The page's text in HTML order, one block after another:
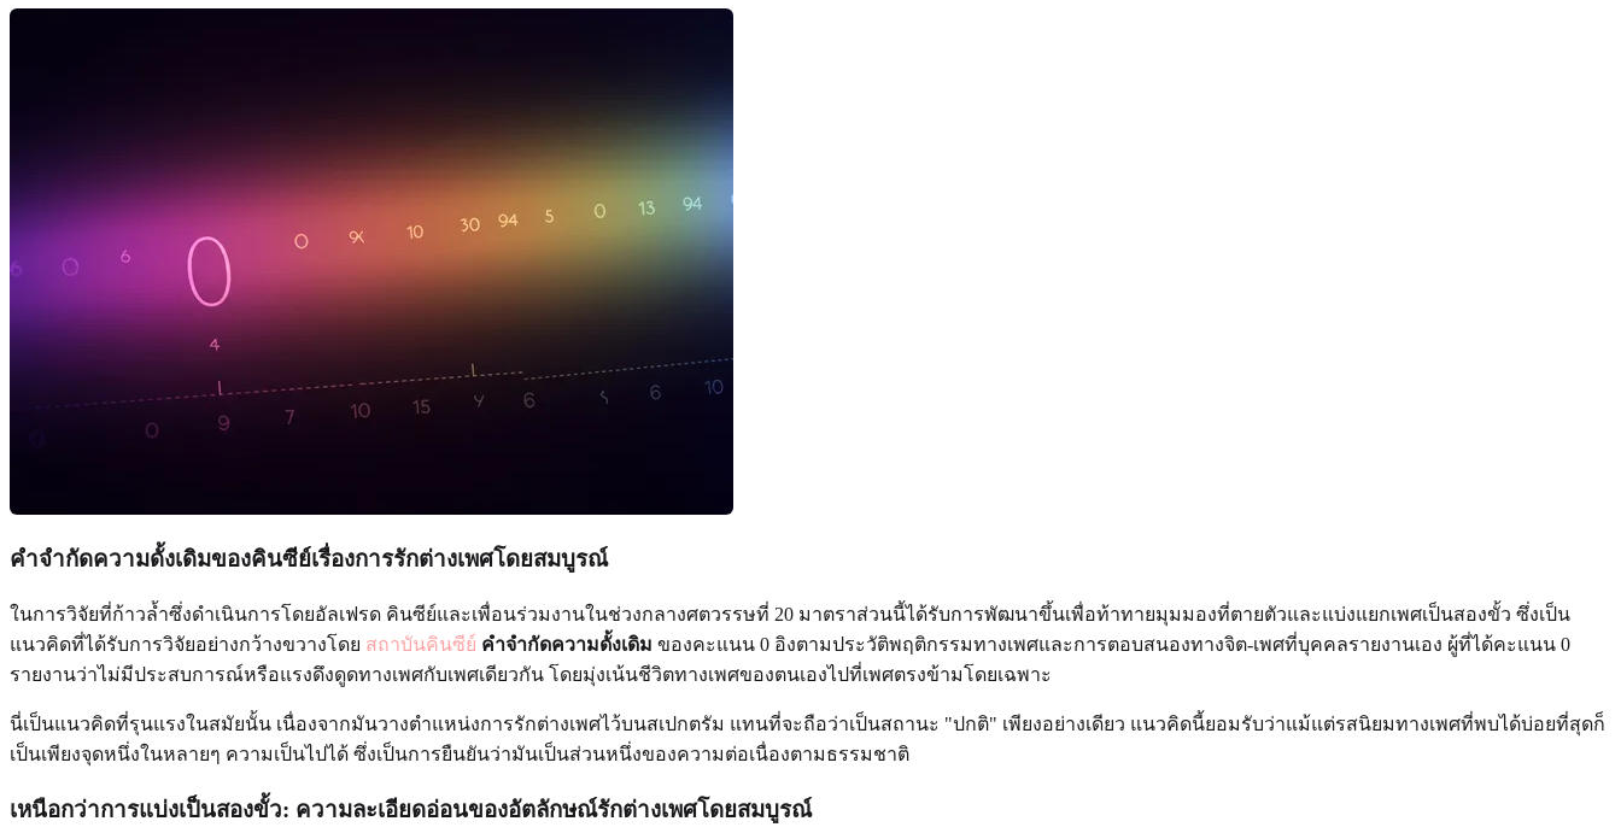
คำจำกัดความดั้งเดิมของคินซีย์เรื่องการรักต่างเพศโดยสมบูรณ์
ในการวิจัยที่ก้าวล้ำซึ่งดำเนินการโดยอัลเฟรด คินซีย์และเพื่อนร่วมงานในช่วงกลางศตวรรษที่ 20 มาตราส่วนนี้ได้รับการพัฒนาขึ้นเพื่อท้าทายมุมมองที่ตายตัวและแบ่งแยกเพศเป็นสองขั้ว ซึ่งเป็น
แนวคิดที่ได้รับการวิจัยอย่างกว้างขวางโดย สถาบันคินซีย์ คำจำกัดความดั้งเดิม ของคะแนน 0 อิงตามประวัติพฤติกรรมทางเพศและการตอบสนองทางจิต-เพศที่บุคคลรายงานเอง ผู้ที่ได้คะแนน 0
รายงานว่าไม่มีประสบการณ์หรือแรงดึงดูดทางเพศกับเพศเดียวกัน โดยมุ่งเน้นชีวิตทางเพศของตนเองไปที่เพศตรงข้ามโดยเฉพาะ
นี่เป็นแนวคิดที่รุนแรงในสมัยนั้น เนื่องจากมันวางตำแหน่งการรักต่างเพศไว้บนสเปกตรัม แทนที่จะถือว่าเป็นสถานะ "ปกติ" เพียงอย่างเดียว แนวคิดนี้ยอมรับว่าแม้แต่รสนิยมทางเพศที่พบได้บ่อยที่สุดก็
เป็นเพียงจุดหนึ่งในหลายๆ ความเป็นไปได้ ซึ่งเป็นการยืนยันว่ามันเป็นส่วนหนึ่งของความต่อเนื่องตามธรรมชาติ
เหนือกว่าการแบ่งเป็นสองขั้ว: ความละเอียดอ่อนของอัตลักษณ์รักต่างเพศโดยสมบูรณ์